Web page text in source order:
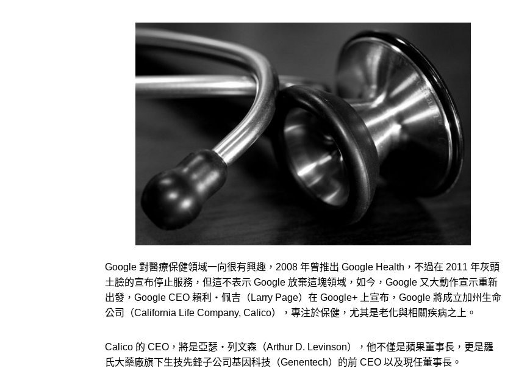
Google 對醫療保健領域一向很有興趣，2008 年曾推出 Google Health，不過在 2011 年灰頭
土臉的宣布停止服務，但這不表示 Google 放棄這塊領域，如今，Google 又大動作宣示重新
出發，Google CEO 賴利‧佩吉（Larry Page）在 Google+ 上宣布，Google 將成立加州生命
公司（California Life Company, Calico），專注於保健，尤其是老化與相關疾病之上。
Calico 的 CEO，將是亞瑟‧列文森（Arthur D. Levinson），他不僅是蘋果董事長，更是羅
氏大藥廠旗下生技先鋒子公司基因科技（Genentech）的前 CEO 以及現任董事長。